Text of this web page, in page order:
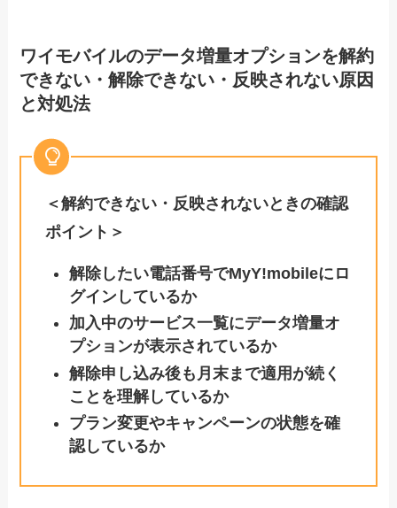
ワイモバイルのデータ増量オプションを解約
できない・解除できない・反映されない原因
と対処法
＜解約できない・反映されないときの確認
ポイント＞
解除したい電話番号でMyY!mobileにロ
グインしているか
加入中のサービス一覧にデータ増量オ
プションが表示されているか
解除申し込み後も月末まで適用が続く
ことを理解しているか
プラン変更やキャンペーンの状態を確
認しているか